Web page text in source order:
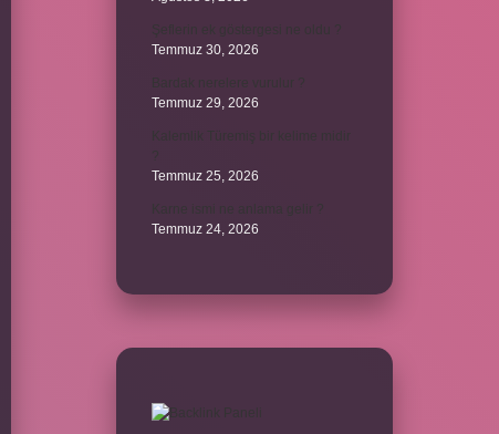
Temmuz 30, 2026
Temmuz 29, 2026
Temmuz 25, 2026
Temmuz 24, 2026